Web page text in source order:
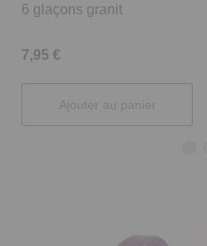
6 glaçons granit
7,95 €
Ajouter au panier